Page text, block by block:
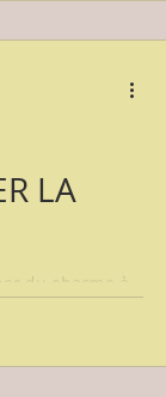
LA
du charme à